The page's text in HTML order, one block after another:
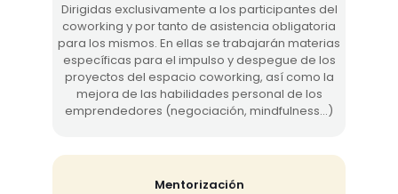
Dirigidas exclusivamente a los participantes del
coworking y por tanto de asistencia obligatoria
para los mismos. En ellas se trabajarán materias
específicas para el impulso y despegue de los
proyectos del espacio coworking, así como la
mejora de las habilidades personal de los
emprendedores (negociación, mindfulness…)
Mentorización